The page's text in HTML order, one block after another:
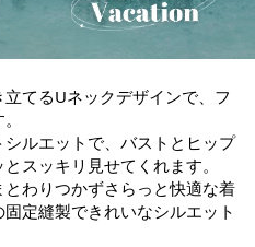
てるUネックデザインで、フ
ルエットで、バストとヒップ
スッキリ見せてくれます。
わりつかずさらっと快適な着
定縫製できれいなシルエット